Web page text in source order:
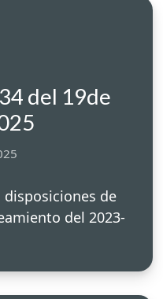
del 19de
de
del 2023-